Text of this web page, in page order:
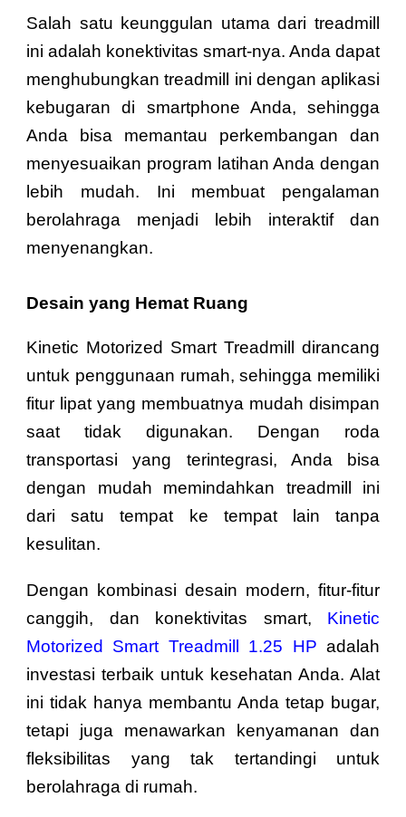
Salah satu keunggulan utama dari treadmill
ini adalah konektivitas smart-nya. Anda dapat
menghubungkan treadmill ini dengan aplikasi
kebugaran di smartphone Anda, sehingga
Anda bisa memantau perkembangan dan
menyesuaikan program latihan Anda dengan
lebih mudah. Ini membuat pengalaman
berolahraga menjadi lebih interaktif dan
menyenangkan.
Desain yang Hemat Ruang
Kinetic Motorized Smart Treadmill dirancang
untuk penggunaan rumah, sehingga memiliki
fitur lipat yang membuatnya mudah disimpan
saat tidak digunakan. Dengan roda
transportasi yang terintegrasi, Anda bisa
dengan mudah memindahkan treadmill ini
dari satu tempat ke tempat lain tanpa
kesulitan.
Dengan kombinasi desain modern, fitur-fitur
canggih, dan konektivitas smart, Kinetic
Motorized Smart Treadmill 1.25 HP adalah
investasi terbaik untuk kesehatan Anda. Alat
ini tidak hanya membantu Anda tetap bugar,
tetapi juga menawarkan kenyamanan dan
fleksibilitas yang tak tertandingi untuk
berolahraga di rumah.